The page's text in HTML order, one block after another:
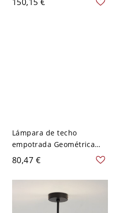
estilo moderno para uso
Lámpara de techo
empotrada Geométrica
Blanca Ge01 con
bombillas LED - Blanco
110 A 120 V 2 Blanco
80,47 €